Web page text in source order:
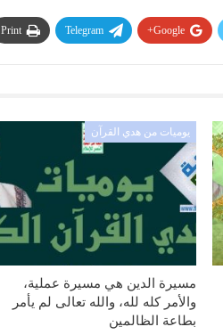
Google+
Telegram
Print
يوميات من هدي القرآن
مسيرة الدين هي مسيرة عملية،
والأمر كله لله، والله تعالى لم يأمر
بطاعة الظالمين